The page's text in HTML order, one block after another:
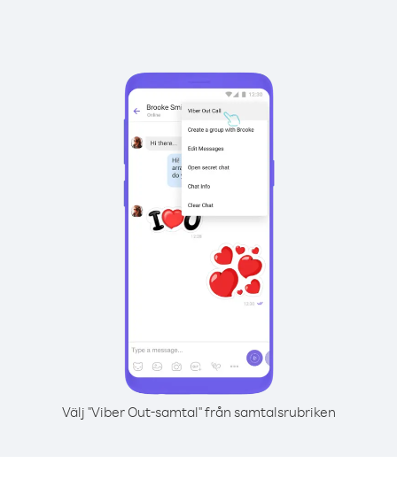
Välj "Viber Out-samtal" från samtalsrubriken